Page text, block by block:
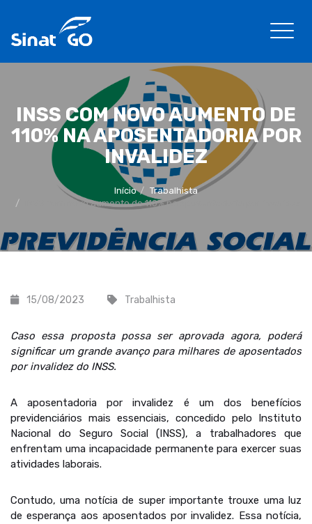
INSS COM NOVO AUMENTO DE
110% NA APOSENTADORIA POR
INVALIDEZ
Início
Trabalhista
INSS com novo aumento de 110% na aposentadoria por invalidez
15/08/2023 Trabalhista
Caso essa proposta possa ser aprovada agora, poderá
significar um grande avanço para milhares de aposentados
por invalidez do INSS.
A aposentadoria por invalidez é um dos benefícios
previdenciários mais essenciais, concedido pelo Instituto
Nacional do Seguro Social (INSS), a trabalhadores que
enfrentam uma incapacidade permanente para exercer suas
atividades laborais.
Contudo, uma notícia de super importante trouxe uma luz
de esperança aos aposentados por invalidez. Essa notícia,